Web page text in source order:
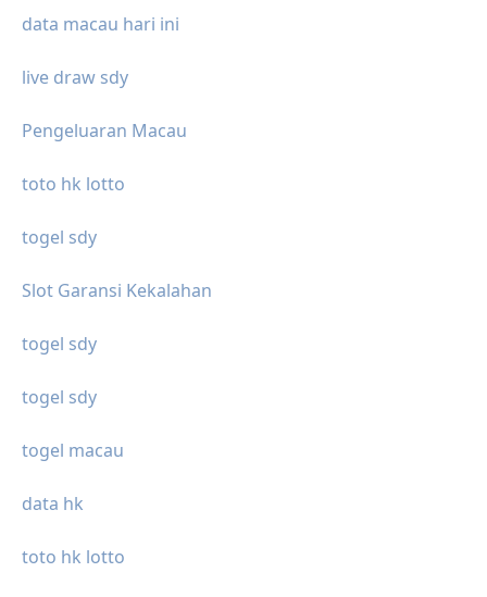
data macau hari ini
live draw sdy
Pengeluaran Macau
toto hk lotto
togel sdy
Slot Garansi Kekalahan
togel sdy
togel sdy
togel macau
data hk
toto hk lotto